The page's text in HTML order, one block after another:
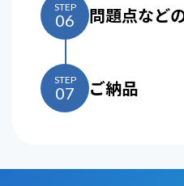
STEP
06 問題点など
STEP
07 ご納品